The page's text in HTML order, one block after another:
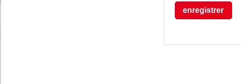
enregistrer